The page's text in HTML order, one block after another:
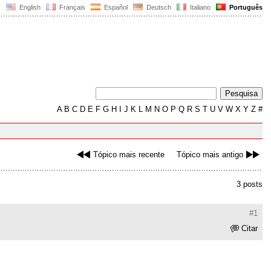
English Français Español Deutsch Italiano Português
AB C D E F G H J K L M N O P Q R S T U V W X Y Z #
Tópico mais recente Tópico mais antigo
3 posts
#1
Citar